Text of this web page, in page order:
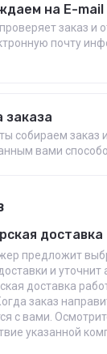
на E-mail
заказ и
почту
заказа
собираем заказ
вами
доставка
предложит
и уточнит
доставка
заказ
с вами.
указанной